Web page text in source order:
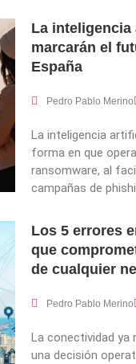
La
marcarán el
España
Pedro Pablo Merino
La inteligencia
forma en que
ransomware, al
campañas de
Los 5 errores
que
de cualquier
Pedro Pablo Merino
La conectividad ya
una decisión